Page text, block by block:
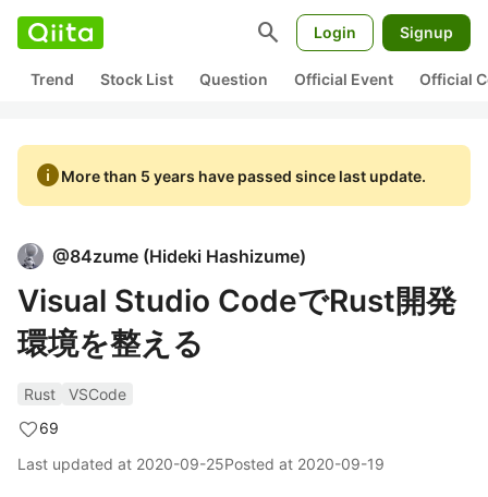
search Login Signup
Trend Stock List Question Official Event Official
infoMore than 5 years have passed since last update.
@84zume (Hideki Hashizume)
Visual Studio CodeでRust開発
環境を整える
Rust
VSCode
69
Last updated at 2020-09-25Posted at 2020-09-19